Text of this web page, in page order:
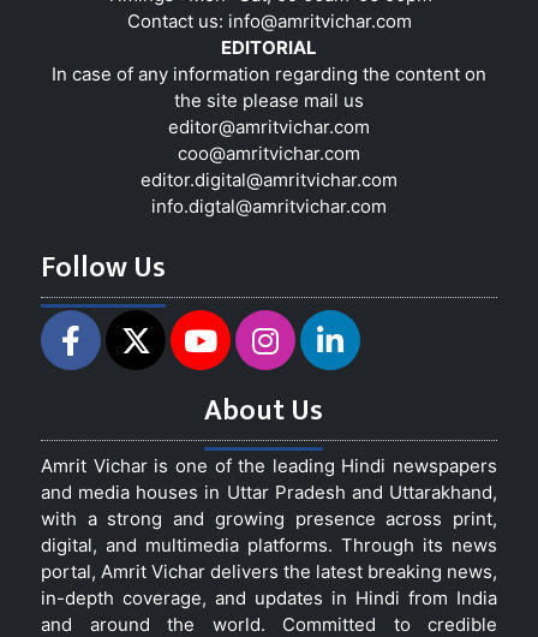
Contact us: info@amritvichar.com
EDITORIAL
In case of any information regarding the content on
the site please mail us
editor@amritvichar.com
coo@amritvichar.com
editor.digital@amritvichar.com
info.digtal@amritvichar.com
Follow Us
About Us
Amrit Vichar is one of the leading Hindi newspapers
and media houses in Uttar Pradesh and Uttarakhand,
with a strong and growing presence across print,
digital, and multimedia platforms. Through its news
portal, Amrit Vichar delivers the latest breaking news,
in-depth coverage, and updates in Hindi from India
and around the world. Committed to credible